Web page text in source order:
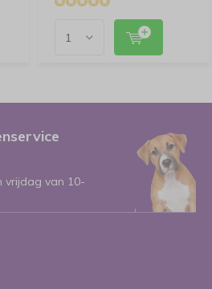
vrijdag van 10-